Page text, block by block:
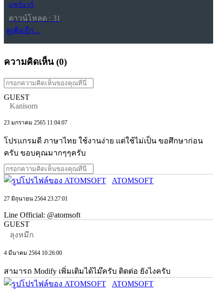
แชร์แวร์
ดาวน์โหลด : 31
ดูเพิ่มอีก...
ความคิดเห็น (0)
GUEST
Kanisorn
23 มกราคม 2565 11:04:07
โปรแกรมดี ภาษาไทย ใช้งานง่าย แต่ใช้ไม่เป็น ขอศึกษาก่อน
ครับ ขอบคุณมากๆๆครับ
ATOMSOFT
27 มิถุนายน 2564 23:27:01
Line Official: @atomsoft
GUEST
ลุงหมึก
4 มีนาคม 2564 10:26:00
สามารถ Modify เพิ่มเติมได้ไม๊ครับ ติดต่อ ยังไงครับ
ATOMSOFT